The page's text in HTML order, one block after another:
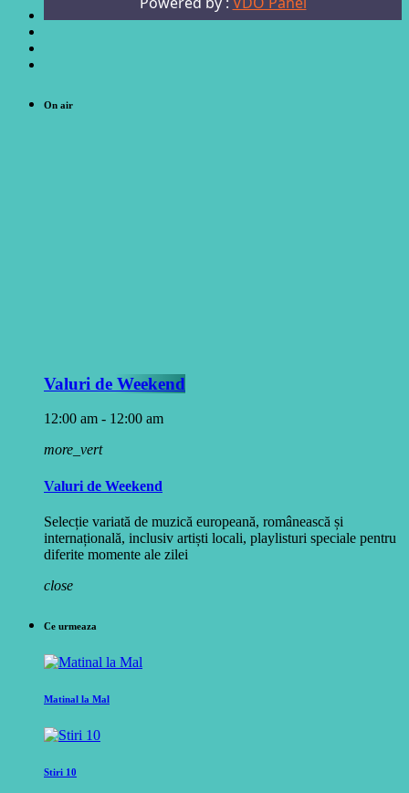
On air
Valuri de Weekend
12:00 am - 12:00 am
more_vert
Valuri de Weekend
Selecție variată de muzică europeană, românească și
internațională, inclusiv artiști locali, playlisturi speciale pentru
diferite momente ale zilei
close
Ce urmeaza
Matinal la Mal
Stiri 10